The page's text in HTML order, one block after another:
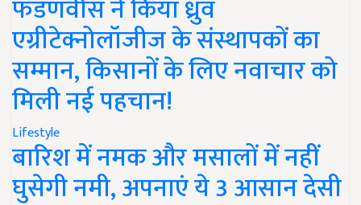
फडणवीस ने किया ध्रुव
एग्रीटेक्नोलॉजीज के संस्थापकों का
सम्मान, किसानों के लिए नवाचार को
मिली नई पहचान!
Lifestyle
बारिश में नमक और मसालों में नहीं
घुसेगी नमी, अपनाएं ये 3 आसान देसी